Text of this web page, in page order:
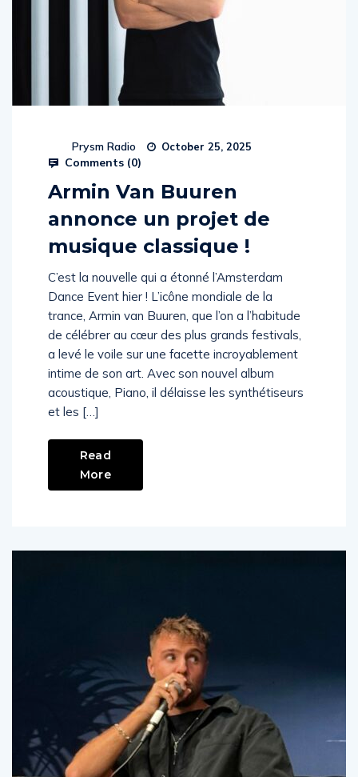
Prysm Radio October 25, 2025
Comments (0)
Armin Van Buuren
annonce un projet de
musique classique !
C’est la nouvelle qui a étonné l’Amsterdam
Dance Event hier ! L’icône mondiale de la
trance, Armin van Buuren, que l’on a l’habitude
de célébrer au cœur des plus grands festivals,
a levé le voile sur une facette incroyablement
intime de son art. Avec son nouvel album
acoustique, Piano, il délaisse les synthétiseurs
et les […]
Read
More